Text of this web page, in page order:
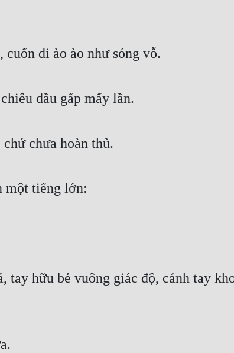
đi ào ào như sóng vỗ.
đầu gấp mấy lần.
chưa hoàn thủ.
một tiếng lớn:
tay hữu bẻ vuông giác độ, cánh tay